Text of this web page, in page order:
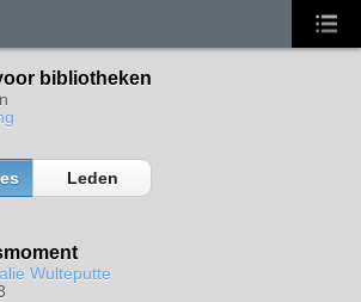
bibliotheken
Leden
Wulteputte